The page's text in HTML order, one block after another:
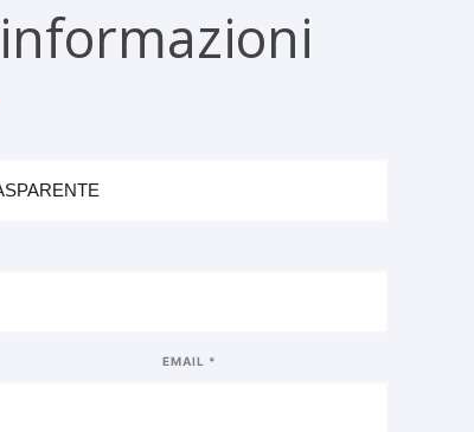
EMAIL *